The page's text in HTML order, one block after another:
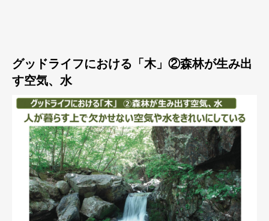
グッドライフにおける「木」②森林が生み出
す空気、水